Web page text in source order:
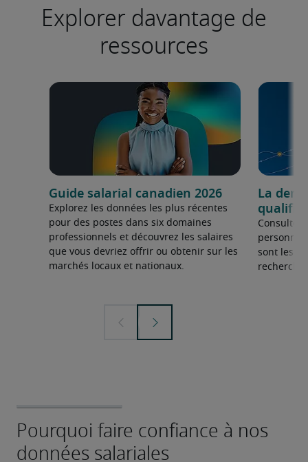
Explorer davantage de
ressources
Guide salarial canadien 2026
Explorez les données les plus récentes
pour des postes dans six domaines
professionnels et découvrez les salaires
que vous devriez offrir ou obtenir sur les
marchés locaux et nationaux.
La
qualifié
Consultez
personnel
sont les